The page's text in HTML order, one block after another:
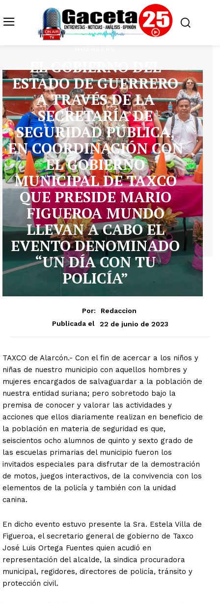
EL GOBIERNO DEL
ESTADO DE GUERRERO
A TRAVÉS DE LA
SECRETARÍA DE
SEGURIDAD PÚBLICA,
EN COORDINACIÓN CON
EL GOBIERNO
MUNICIPAL DE TAXCO
QUE PRESIDE MARIO
FIGUEROA MUNDO
LLEVAN A CABO EL
EVENTO DENOMINADO
“UN DÍA CON TU
POLICÍA”
Por:
Redaccion
Publicada el
22 de junio de 2023
TAXCO de Alarcón.- Con el fin de acercar a los niños y
niñas de nuestro municipio con aquellos hombres y
mujeres encargados de salvaguardar a la población de
nuestra entidad suriana; pero sobretodo bajo la
premisa de conocer y valorar las actividades y
acciones que ellos diariamente realizan en beneficio de
la población en materia de seguridad es que,
seiscientos ocho alumnos de quinto y sexto grado de
las escuelas primarias del municipio fueron los
invitados especiales para disfrutar de la demostración
de motos, juegos interactivos, de la convivencia con los
elementos de la policía y también con la unidad
canina.
En dicho evento estuvo presente la Sra. Estela Villa de
Figueroa, el secretario general de gobierno de Taxco
José Luis Ortega Fuentes quien acudió en
representación del alcalde, la sindica procuradora
municipal, regidores, directores de policía, tránsito y
protección civil.